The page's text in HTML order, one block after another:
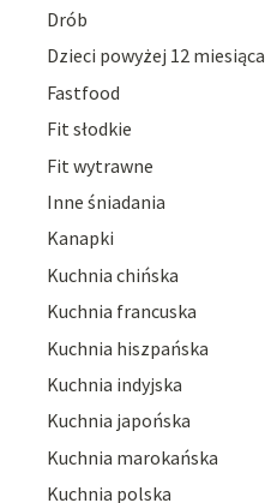
Drób
Dzieci powyżej 12 miesiąca
Fastfood
Fit słodkie
Fit wytrawne
Inne śniadania
Kanapki
Kuchnia chińska
Kuchnia francuska
Kuchnia hiszpańska
Kuchnia indyjska
Kuchnia japońska
Kuchnia marokańska
Kuchnia polska